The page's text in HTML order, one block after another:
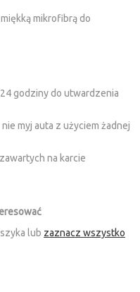
mikrofibrą do
godziny do utwardzenia
myj auta z użyciem żadnej
na karcie
lub zaznacz wszystko